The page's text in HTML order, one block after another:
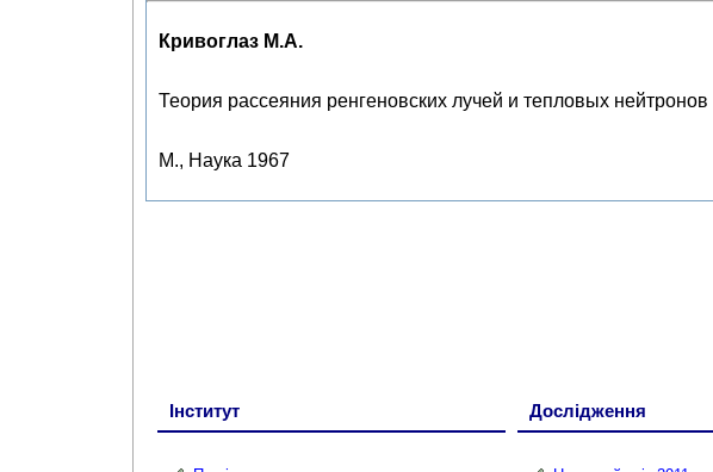
Кривоглаз М.А.
Теория рассеяния ренгеновских лучей и тепловых
М., Наука 1967
Інститут Дослідження